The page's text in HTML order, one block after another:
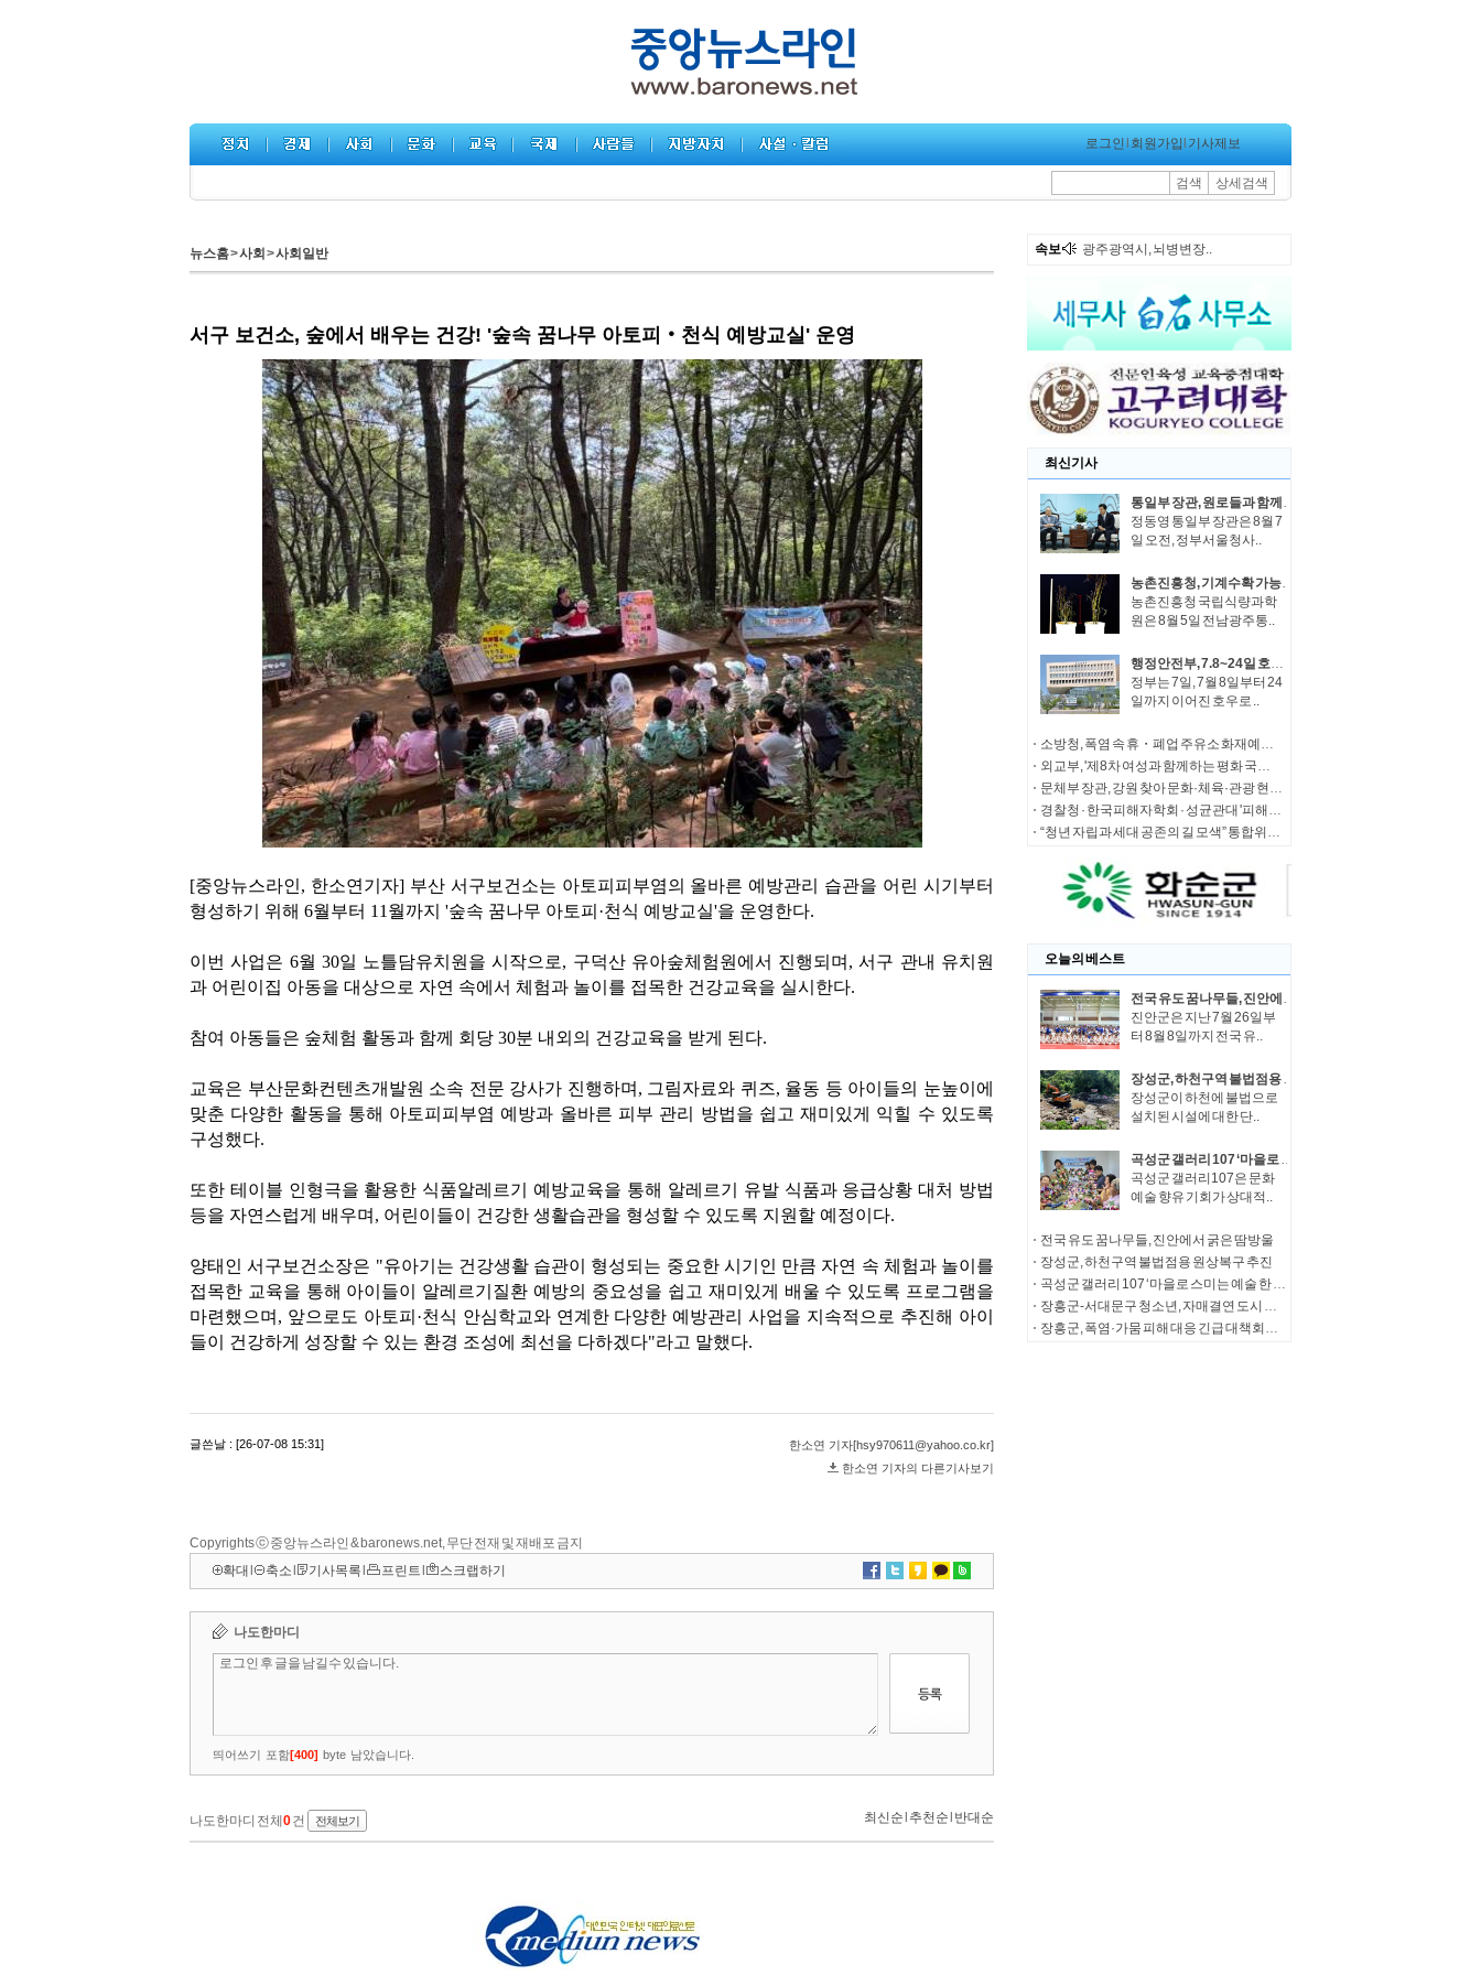
로그인 회원가입 기사제보
검색 상세검색
뉴스홈>사회 >사회일반
Copyrights ⓒ 중앙뉴스라인 & baronews.net, 무단 전재 및 재배포 금지
확대
축소 기사목록 프린트 스크랩하기
속보 광주광역시, 뇌병변장..
최신기사
통일부 장관, 원로들과 함께 '한반도 평화공존 발전구상' 공감대 형성 방안 논의
정동영 통일부 장관은 8월 7
일 오전, 정부서울청사..
농촌진흥청, 기계수확 가능한 녹두 새 품종 '채흔' 현장 평가회
농촌진흥청 국립식량과학
원은 8월 5일 전남광주통..
행정안전부, 7.8~24일 호우 피해 특별재난지역 선포
정부는 7일, 7월 8일부터 24
일까지 이어진 호우로 ..
소방청, 폭염 속 휴・폐업 주유소 화재예방에 총력
외교부, '제8차 여성과 함께하는 평화 국제회의' 청년 서포터즈 모집
문체부 장관, 강원 찾아 문화·체육·관광 현장 소통 나서
경찰청 · 한국피해자학회 · 성균관대 '피해자 중심 사법개혁' 학술대회 개최
“청년 자립과 세대 공존의 길 모색” 통합위, '세대상생 자산 특별위원회' 출범
오늘의 베스트
전국 유도 꿈나무들, 진안에서 굵은 땀방울
진안군은 지난 7월 26일부
터 8월 8일까지 전국 유..
장성군, 하천구역 불법점용 원상복구 추진
장성군이 하천에 불법으로
설치된 시설에 대한 단..
곡성군 갤러리 107 ‘마을로 스미는 예술 한 스푼’ 찾아가는 예술학교 운영
곡성군 갤러리107은 문화
예술 향유 기회가 상대적..
전국 유도 꿈나무들, 진안에서 굵은 땀방울
장성군, 하천구역 불법점용 원상복구 추진
곡성군 갤러리 107 ‘마을로 스미는 예술 한 스푼’ 찾아가는 예술학교 운영
장흥군-서대문구 청소년, 자매결연 도시 우정 잇다
장흥군, 폭염·가뭄 피해 대응 긴급 대책회의 개최